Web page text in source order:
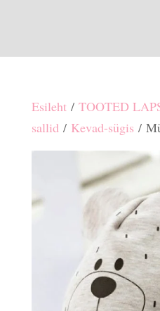
Esileht/ TOOTED
sallid/ Kevad-sügis /